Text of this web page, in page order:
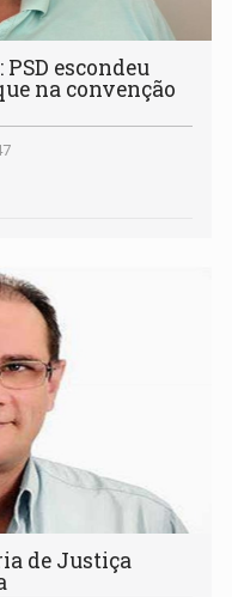
PSD escondeu
na convenção
de Justiça